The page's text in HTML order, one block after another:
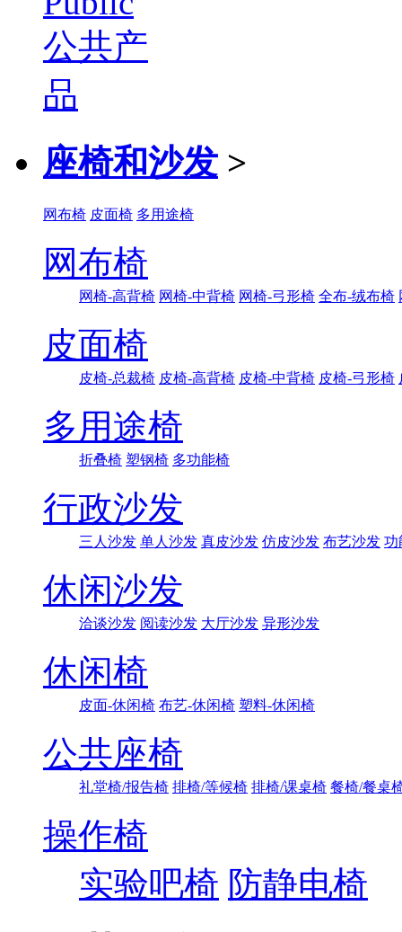
座椅和沙发 >
网布椅 皮面椅 多用途椅
网布椅
网椅-高背椅 网椅-中背椅 网椅-弓形椅 全布-绒布椅
皮面椅
皮椅-总裁椅 皮椅-高背椅 皮椅-中背椅 皮椅-弓形椅
多用途椅
折叠椅 塑钢椅 多功能椅
行政沙发
三人沙发 单人沙发 真皮沙发 仿皮沙发 布艺沙发 功
休闲沙发
洽谈沙发 阅读沙发 大厅沙发 异形沙发
休闲椅
皮面-休闲椅 布艺-休闲椅 塑料-休闲椅
公共座椅
礼堂椅/报告椅 排椅/等候椅 排椅/课桌椅 餐椅/餐桌
操作椅
实验吧椅 防静电椅